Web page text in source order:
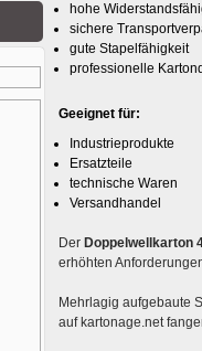
hohe
sichere
gute Stapelfähigkeit
professionelle
Geeignet für:
Industrieprodukte
Ersatzteile
technische Waren
Versandhandel
Der Doppelwellkarton
erhöhten
Mehrlagig aufgebaute
auf kartonage.net